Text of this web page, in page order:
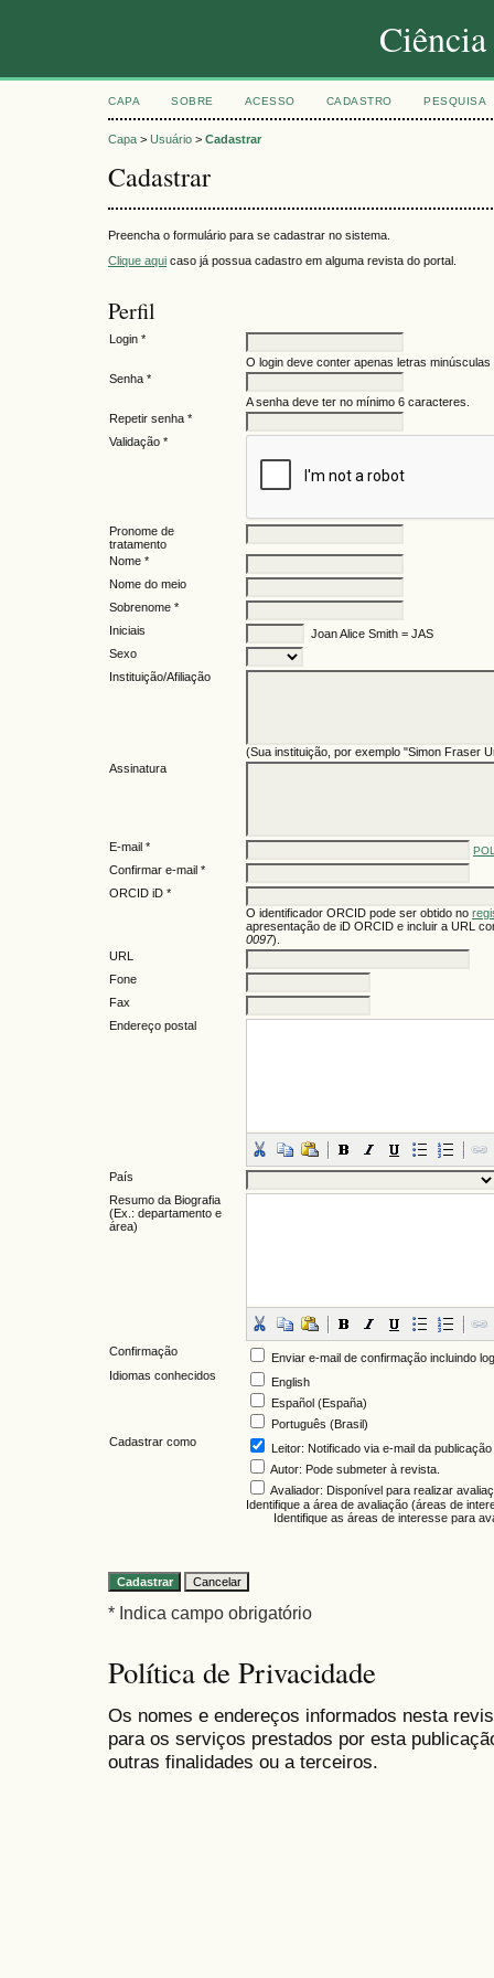
CAPA SOBRE ACESSO CADASTRO PESQUISA
Capa > Usuário > Cadastrar
Cadastrar
Preencha o formulário para se cadastrar no sistema.
Clique aqui caso já possua cadastro em alguma revista do portal.
Perfil
Login *
O login deve conter apenas letras
Senha *
A senha deve ter no mínimo 6 caracteres.
Repetir senha *
Validação *
Pronome de
tratamento
Nome *
Nome do meio
Sobrenome *
Iniciais
Joan Alice Smith = JAS
Sexo
Instituição/Afiliação
(Sua instituição, por exemplo "Simon Fraser
Assinatura
E-mail *
Confirmar e-mail *
ORCID iD *
O identificador ORCID pode ser obtido no
apresentação de iD ORCID e incluir a URL
0097).
URL
Fone
Fax
Endereço postal
País
Resumo da Biografia
(Ex.: departamento e
área)
Confirmação
Enviar e-mail de confirmação incluindo
Idiomas conhecidos
English
Español (España)
Português (Brasil)
Cadastrar como
Leitor: Notificado via e-mail da
Autor: Pode submeter à revista.
Avaliador: Disponível para realizar
Identifique a área de avaliação (áreas de
Identifique as áreas de interesse para
* Indica campo obrigatório
Política de Privacidade
Os nomes e endereços informados nesta
para os serviços prestados por esta
outras finalidades ou a terceiros.